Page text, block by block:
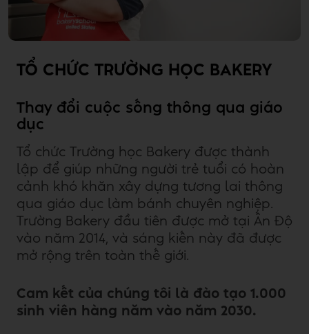
TỔ CHỨC TRƯỜNG HỌC BAKERY
Thay đổi cuộc sống thông qua giáo
dục
Tổ chức Trường học Bakery được thành
lập để giúp những người trẻ tuổi có hoàn
cảnh khó khăn xây dựng tương lai thông
qua giáo dục làm bánh chuyên nghiệp.
Trường Bakery đầu tiên được mở tại Ấn Độ
vào năm 2014, và sáng kiến này đã được
mở rộng trên toàn thế giới.
Cam kết của chúng tôi là đào tạo 1.000
sinh viên hàng năm vào năm 2030.